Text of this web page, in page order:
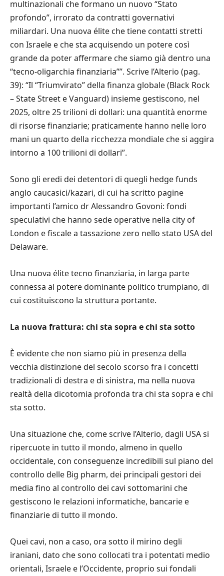
multinazionali che formano un nuovo “Stato
profondo”, irrorato da contratti governativi
miliardari. Una nuova élite che tiene contatti stretti
con Israele e che sta acquisendo un potere così
grande da poter affermare che siamo già dentro una
“tecno-oligarchia finanziaria””. Scrive l’Alterio (pag.
39): “Il “Triumvirato” della finanza globale (Black Rock
– State Street e Vanguard) insieme gestiscono, nel
2025, oltre 25 trilioni di dollari: una quantità enorme
di risorse finanziarie; praticamente hanno nelle loro
mani un quarto della ricchezza mondiale che si aggira
intorno a 100 trilioni di dollari”.
Sono gli eredi dei detentori di quegli hedge funds
anglo caucasici/kazari, di cui ha scritto pagine
importanti l’amico dr Alessandro Govoni: fondi
speculativi che hanno sede operative nella city of
London e fiscale a tassazione zero nello stato USA del
Delaware.
Una nuova élite tecno finanziaria, in larga parte
connessa al potere dominante politico trumpiano, di
cui costituiscono la struttura portante.
La nuova frattura: chi sta sopra e chi sta sotto
È evidente che non siamo più in presenza della
vecchia distinzione del secolo scorso fra i concetti
tradizionali di destra e di sinistra, ma nella nuova
realtà della dicotomia profonda tra chi sta sopra e chi
sta sotto.
Una situazione che, come scrive l’Alterio, dagli USA si
ripercuote in tutto il mondo, almeno in quello
occidentale, con conseguenze incredibili sul piano del
controllo delle Big pharm, dei principali gestori dei
media fino al controllo dei cavi sottomarini che
gestiscono le relazioni informatiche, bancarie e
finanziarie di tutto il mondo.
Quei cavi, non a caso, ora sotto il mirino degli
iraniani, dato che sono collocati tra i potentati medio
orientali, Israele e l’Occidente, proprio sui fondali